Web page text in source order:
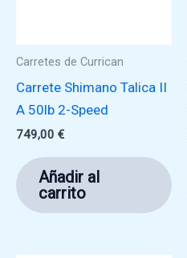
Carretes de Currican
Carrete Shimano Talica II
A 50lb 2-Speed
749,00 €
Añadir al
carrito